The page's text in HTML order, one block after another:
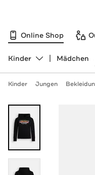
Online Shop
Abteilung ändern,
Kinder Mädchen
Kinder Jungen